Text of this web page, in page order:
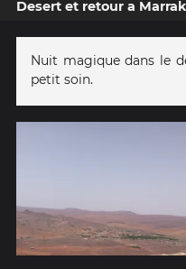
Desert et retour a
Nuit magique dans le
petit soin.